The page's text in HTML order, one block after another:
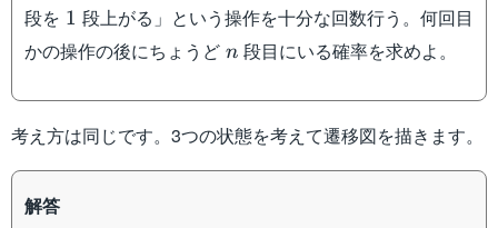
段を 1
1 段上がる」という操作を十分な回数行う。何回目
かの操作の後にちょうど n
n 段目にいる確率を求めよ。
考え方は同じです。3つの状態を考えて遷移図を描きます。
解答